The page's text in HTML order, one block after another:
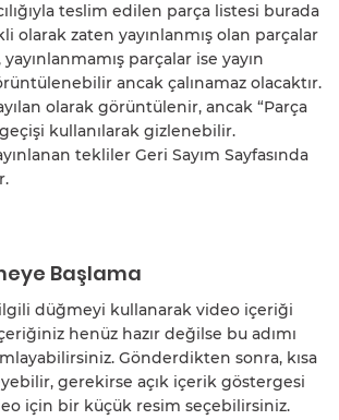
teslim edilen parça listesi burada
olarak zaten yayınlanmış olan parçalar
parçalar ise yayın
ancak çalınamaz olacaktır.
olarak görüntülenir, ancak “Parça
kullanılarak gizlenebilir.
tekliler Geri Sayım Sayfasında
Başlama
düğmeyi kullanarak video içeriği
henüz hazır değilse bu adımı
Gönderdikten sonra, kısa
gerekirse açık içerik göstergesi
için bir küçük resim seçebilirsiniz.